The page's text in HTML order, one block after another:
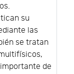
su
las
se tratan
de